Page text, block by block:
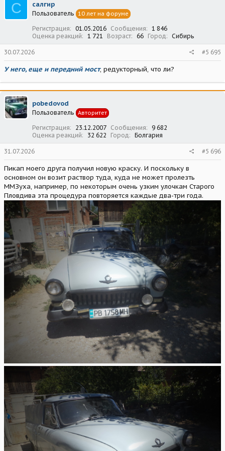
С салгир
Пользователь 10 лет на форуме
Регистрация 01.05.2016 Сообщения
1 846
Оценка реакций
1 721 Возраст 66 Город Сибирь
30.07.2026 #5 695
У него, еще и передний мост, редукторный, что ли?
pobedovod
Пользователь Авторитет
Регистрация 23.12.2007 Сообщения
9 682
Оценка реакций
32 622 Город Болгария
31.07.2026 #5 696
Пикап моего друга получил новую краску. И поскольку в
основном он возит раствор туда, куда не может пролезть
ММЗуха, например, по некоторым очень узким улочкам Старого
Пловдива эта процедура повторяется каждые два-три года.